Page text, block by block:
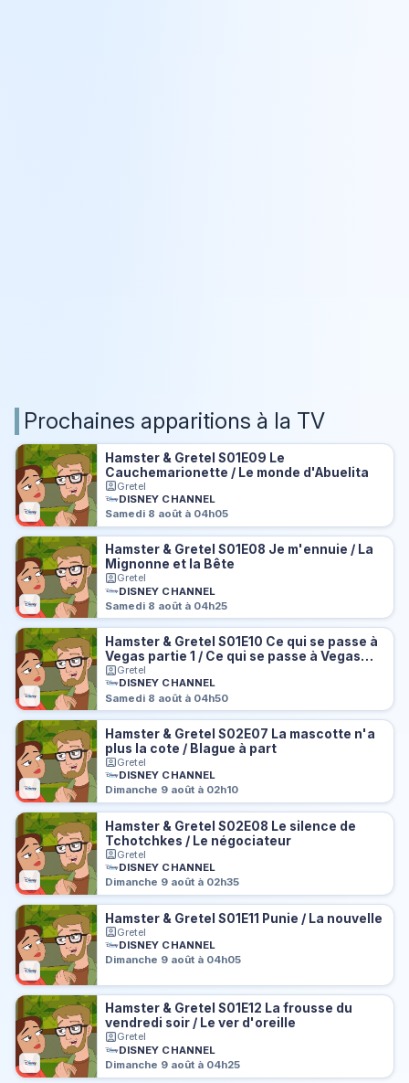
Prochaines apparitions à la TV
Hamster & Gretel S01E09 Le
Cauchemarionette / Le monde d'Abuelita
Gretel
DISNEY CHANNEL
Samedi 8 août à 04h05
Hamster & Gretel S01E08 Je m'ennuie / La
Mignonne et la Bête
Gretel
DISNEY CHANNEL
Samedi 8 août à 04h25
Hamster & Gretel S01E10 Ce qui se passe à
Vegas partie 1 / Ce qui se passe à Vegas
partie 2
Gretel
DISNEY CHANNEL
Samedi 8 août à 04h50
Hamster & Gretel S02E07 La mascotte n'a
plus la cote / Blague à part
Gretel
DISNEY CHANNEL
Dimanche 9 août à 02h10
Hamster & Gretel S02E08 Le silence de
Tchotchkes / Le négociateur
Gretel
DISNEY CHANNEL
Dimanche 9 août à 02h35
Hamster & Gretel S01E11 Punie / La nouvelle
Gretel
DISNEY CHANNEL
Dimanche 9 août à 04h05
Hamster & Gretel S01E12 La frousse du
vendredi soir / Le ver d'oreille
Gretel
DISNEY CHANNEL
Dimanche 9 août à 04h25